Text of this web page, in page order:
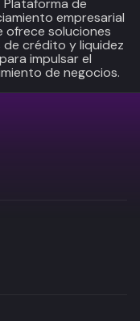
Plataforma de
empresarial
ofrece soluciones
de crédito y liquidez
para impulsar el
de negocios.